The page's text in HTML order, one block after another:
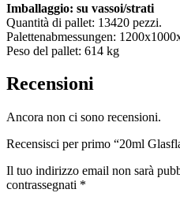
Cibo(483)
Sostenibile(301)
Bottiglie per salse
Imballaggio: su vassoi/strati
Quantità di pallet: 13420 pezzi.
Palettenabmessungen:
Peso del pallet: 614 kg
Recensioni
Ancora non ci sono recensioni.
Recensisci per primo “20ml
Il tuo indirizzo email non sarà
contrassegnati *